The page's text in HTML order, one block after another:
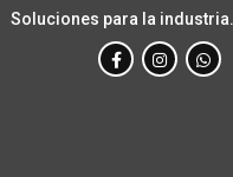
Soluciones para la industria.